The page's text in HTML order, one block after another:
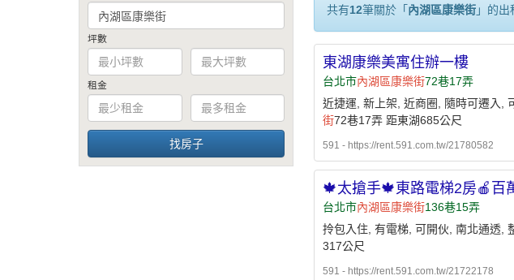
坪數
租金
共有12筆關於「 內湖區康樂街」的
東湖康樂美寓住辦一樓
台北市內湖區康樂街72巷17弄
近捷運, 新上架, 近商圈, 隨時可遷入,
街72巷17弄 距東湖685公尺
591 - https://rent.591.com.tw/21780582
🍁太搶手🍁東路電梯2房🍎百
台北市內湖區康樂街136巷15弄
拎包入住, 有電梯, 可開伙, 南北通透,
317公尺
591 - https://rent.591.com.tw/21722178